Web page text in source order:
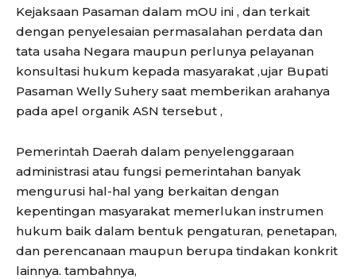
Kejaksaan Pasaman dalam mOU ini , dan terkait
dengan penyelesaian permasalahan perdata dan
tata usaha Negara maupun perlunya pelayanan
konsultasi hukum kepada masyarakat ,ujar Bupati
Pasaman Welly Suhery saat memberikan arahanya
pada apel organik ASN tersebut ,
Pemerintah Daerah dalam penyelenggaraan
administrasi atau fungsi pemerintahan banyak
mengurusi hal-hal yang berkaitan dengan
kepentingan masyarakat memerlukan instrumen
hukum baik dalam bentuk pengaturan, penetapan,
dan perencanaan maupun berupa tindakan konkrit
lainnya. tambahnya,